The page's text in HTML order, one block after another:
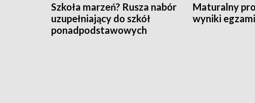
Szkoła marzeń? Rusza nabór
uzupełniający do szkół
ponadpodstawowych
Maturalny
wyniki